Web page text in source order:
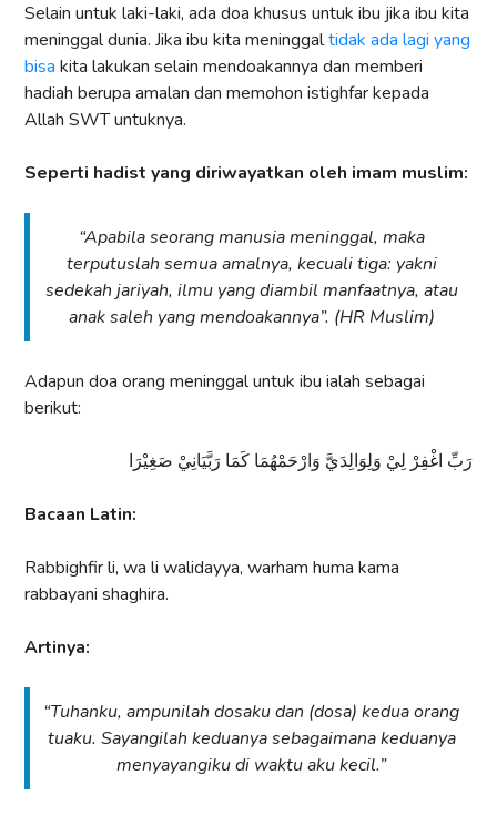
Selain untuk laki-laki, ada doa khusus untuk ibu jika ibu kita
meninggal dunia. Jika ibu kita meninggaltidak ada lagi yang
bisa kita lakukan selain mendoakannya dan memberi
hadiah berupa amalan dan memohon istighfar kepada
Allah SWT untuknya.
Seperti hadist yang diriwayatkan oleh imam muslim:
“Apabila seorang manusia meninggal, maka
terputuslah semua amalnya, kecuali tiga: yakni
sedekah jariyah, ilmu yang diambil manfaatnya, atau
anak saleh yang mendoakannya”. (HR Muslim)
Adapun doa orang meninggal untuk ibu ialah sebagai
berikut:
رَبِّ اغْفِرْ لِيْ وَلِوَالِدَيَّ وَارْحَمْهُمَا كَمَا رَبَّيَانِيْ صَغِيْرَا
Bacaan Latin:
Rabbighfir li, wa li walidayya, warham huma kama
rabbayani shaghira.
Artinya:
“Tuhanku, ampunilah dosaku dan (dosa) kedua orang
tuaku. Sayangilah keduanya sebagaimana keduanya
menyayangiku di waktu aku kecil.”